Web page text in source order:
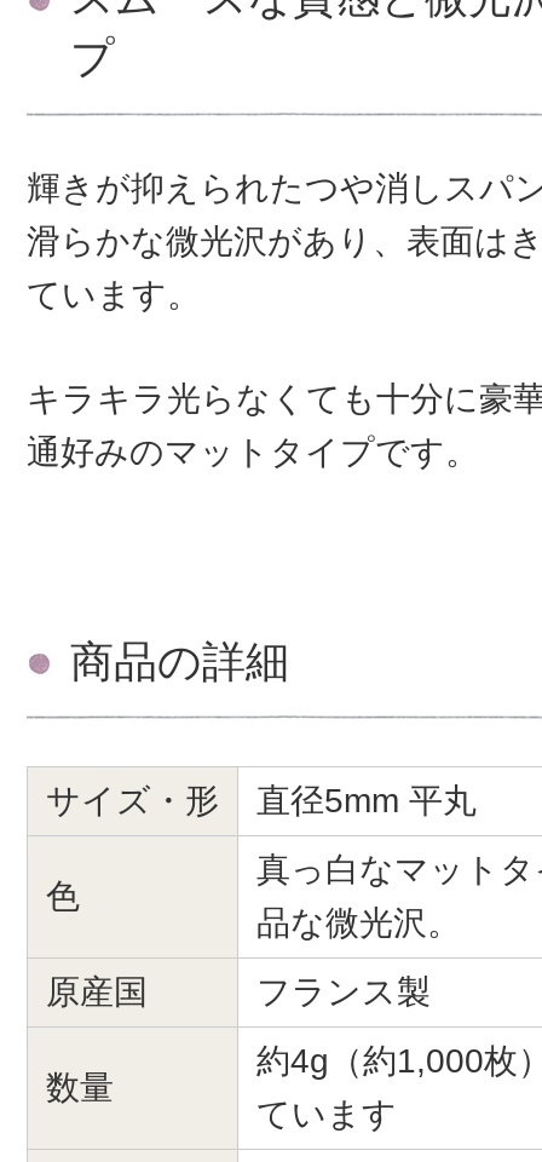
プ
輝きが抑えられたつや消しスパ
滑らかな微光沢があり、表面は
ています。
キラキラ光らなくても十分に豪
通好みのマットタイプです。
商品の詳細
サイズ・形 直径5mm 平丸
色
真っ白なマット
品な微光沢。
原産国
フランス製
数量
約4g（約1,000枚
ています